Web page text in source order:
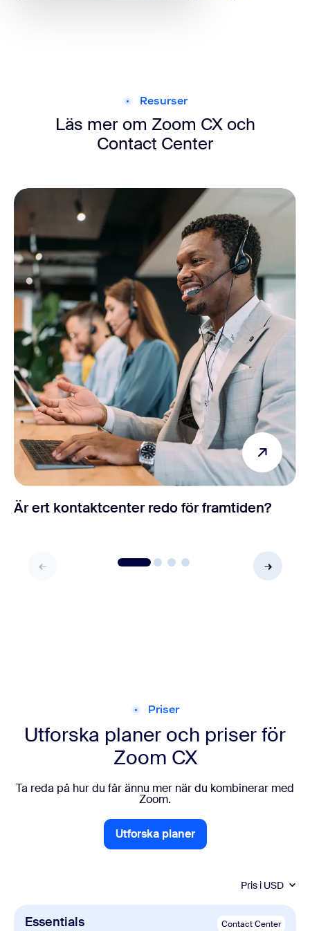
Resurser
Läs mer om Zoom CX och
Contact Center
Är ert kontaktcenter redo för framtiden?
Priser
Utforska planer och priser för
Zoom CX
Ta reda på hur du får ännu mer när du kombinerar med
Zoom.
Utforska planer
Utforska planer
Pris i USD
Essentials Contact Center